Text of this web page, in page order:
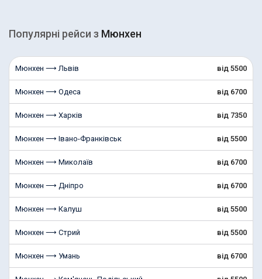
Популярні рейcи з Мюнхен
Мюнхен ⟶ Львів від 5500
Мюнхен ⟶ Одеса від 6700
Мюнхен ⟶ Харків від 7350
Мюнхен ⟶ Івано-Франківськ від 5500
Мюнхен ⟶ Миколаїв від 6700
Мюнхен ⟶ Дніпро від 6700
Мюнхен ⟶ Калуш від 5500
Мюнхен ⟶ Стрий від 5500
Мюнхен ⟶ Умань від 6700